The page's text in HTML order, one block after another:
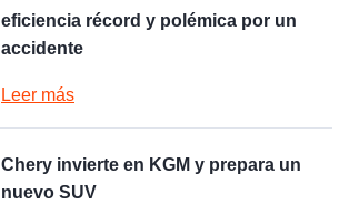
eficiencia récord y polémica por un
accidente
Leer más
Chery invierte en KGM y prepara un
nuevo SUV